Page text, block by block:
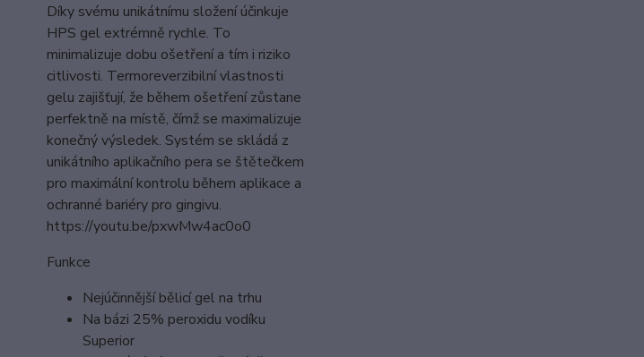
Díky svému unikátnímu složení účinkuje
HPS gel extrémně rychle. To
minimalizuje dobu ošetření a tím i riziko
citlivosti. Termoreverzibilní vlastnosti
gelu zajišťují, že během ošetření zůstane
perfektně na místě, čímž se maximalizuje
konečný výsledek. Systém se skládá z
unikátního aplikačního pera se štětečkem
pro maximální kontrolu během aplikace a
ochranné bariéry pro gingivu.
https://youtu.be/pxwMw4ac0o0
Funkce
Nejúčinnější bělicí gel na trhu
Na bázi 25% peroxidu vodíku
Superior